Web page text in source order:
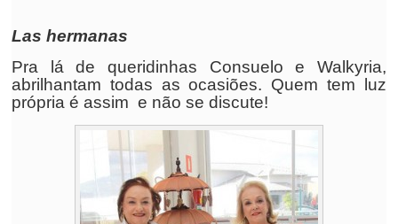
Las hermanas
Pra lá de queridinhas Consuelo e Walkyria,
abrilhantam todas as ocasiões. Quem tem luz
própria é assim e não se discute!